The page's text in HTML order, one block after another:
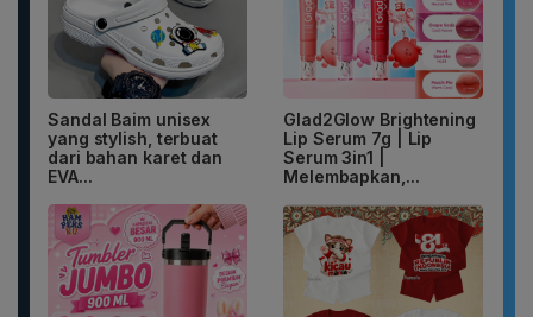
Sandal Baim unisex
yang stylish, terbuat
dari bahan karet dan
EVA...
Glad2Glow Brightening
Lip Serum 7g | Lip
Serum 3in1 |
Melembapkan,...